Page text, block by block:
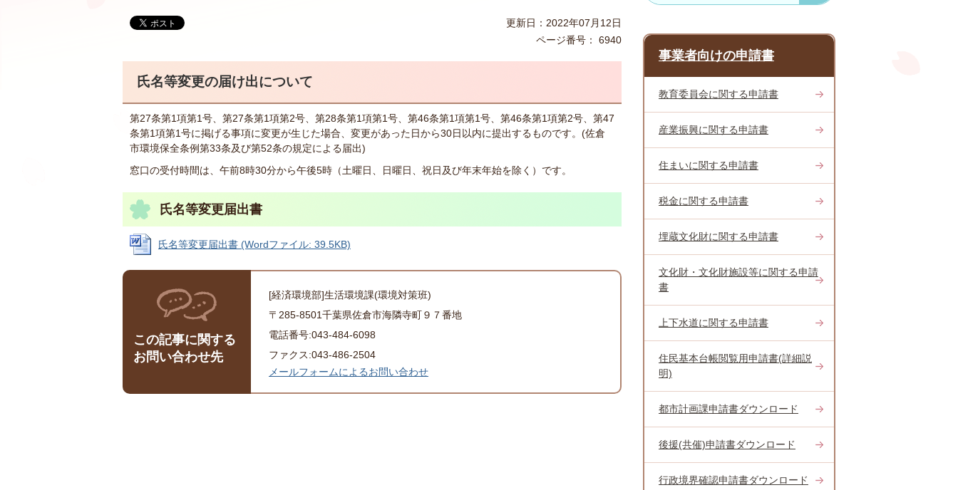
更新日：2022年07月12日
ページ番号：
6940
氏名等変更の届け出について
第27条第1項第1号、第27条第1項第2号、第28条第1項第1号、第46条第1項第1号、第46条第1項第2号、第47
条第1項第1号に掲げる事項に変更が生じた場合、変更があった日から30日以内に提出するものです。(佐倉
市環境保全条例第33条及び第52条の規定による届出)
窓口の受付時間は、午前8時30分から午後5時（土曜日、日曜日、祝日及び年末年始を除く）です。
氏名等変更届出書
氏名等変更届出書 (Wordファイル: 39.5KB)
この記事に関する
お問い合わせ先
[経済環境部]生活環境課(環境対策班)
〒285-8501千葉県佐倉市海隣寺町９７番地
電話番号:043-484-6098
ファクス:043-486-2504
メールフォームによるお問い合わせ
事業者向けの申請書
教育委員会に関する申請書
産業振興に関する申請書
住まいに関する申請書
税金に関する申請書
埋蔵文化財に関する申請書
文化財・文化財施設等に関する申請
書
上下水道に関する申請書
住民基本台帳閲覧用申請書(詳細説
明)
都市計画課申請書ダウンロード
後援(共催)申請書ダウンロード
行政境界確認申請書ダウンロード